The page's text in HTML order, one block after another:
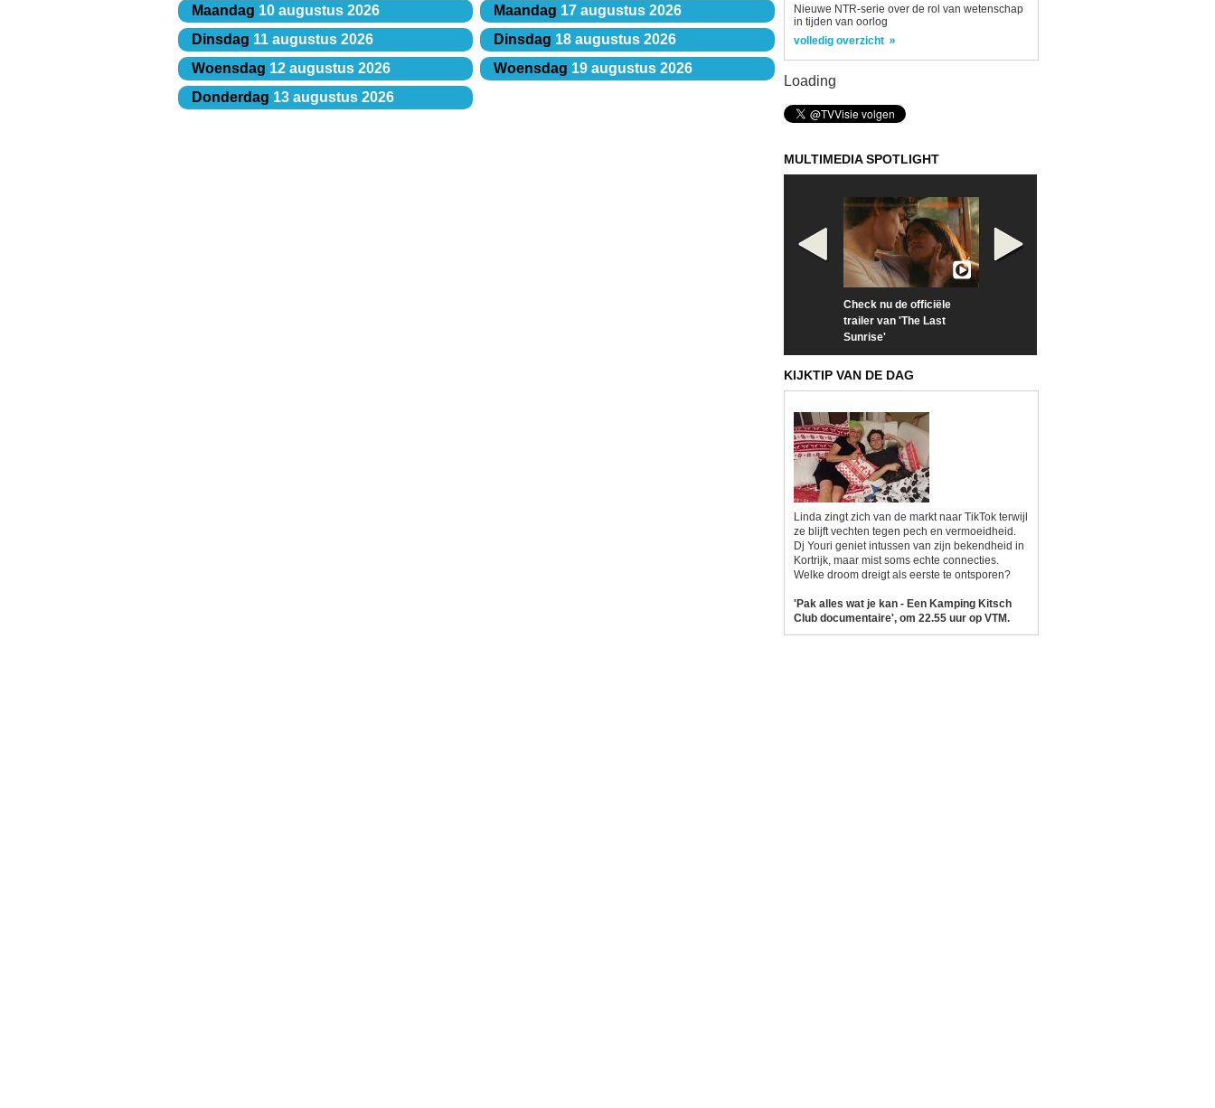
Maandag 10 augustus 2026
Dinsdag 11 augustus 2026
Woensdag 12 augustus 2026
Donderdag 13 augustus 2026
Maandag 17 augustus 2026
Dinsdag 18 augustus 2026
Woensdag 19 augustus 2026
Nieuwe NTR-serie over de rol van wetenschap
in tijden van oorlog
volledig overzicht
Loading
MULTIMEDIA SPOTLIGHT
Check nu de officiële
trailer van 'The Last
Sunrise'
KIJKTIP VAN DE DAG
Linda zingt zich van de markt naar TikTok terwijl
ze blijft vechten tegen pech en vermoeidheid.
Dj Youri geniet intussen van zijn bekendheid in
Kortrijk, maar mist soms echte connecties.
Welke droom dreigt als eerste te ontsporen?
'Pak alles wat je kan - Een Kamping Kitsch
Club documentaire', om 22.55 uur op VTM.